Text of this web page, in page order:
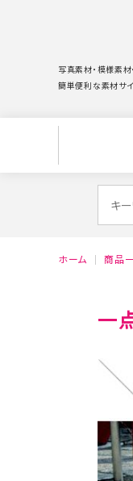
写真素材・模様素材
簡単便利な素材サ
象:
ホーム 商品
一